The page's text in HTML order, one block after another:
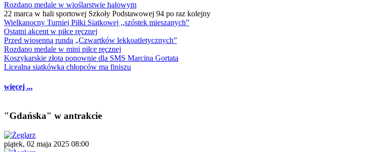
Rozdano medale w wioślarstwie halowym
22 marca w hali sportowej Szkoły Podstawowej 94 po raz kolejny
Wielkanocny Turniej Piłki Siatkowej ,,szóstek mieszanych”
Ostatni akcent w piłce ręcznej
Przed wiosenną rundą „Czwartków lekkoatletycznych”
Rozdano medale w mini piłce ręcznej
Koszykarskie złota ponownie dla SMS Marcina Gortata
Licealna siatkówka chłopców ma finiszu
więcej ...
"Gdańska" w antrakcie
piątek, 02 maja 2025 08:00